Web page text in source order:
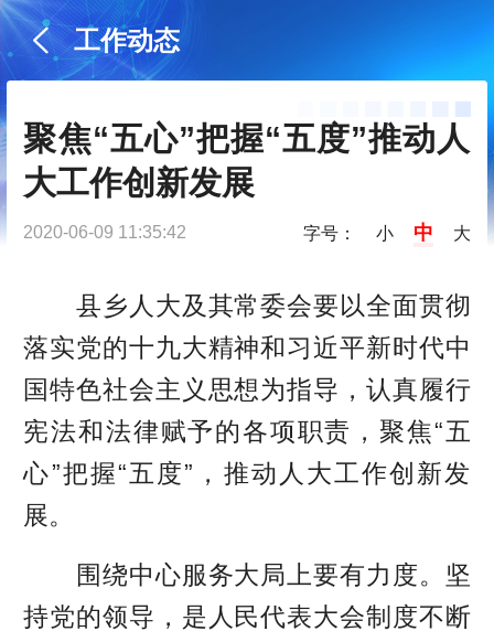
工作动态
聚焦“五心”把握“五度”推动人
大工作创新发展
2020-06-09 11:35:42 字号： 小 中 大
县乡人大及其常委会要以全面贯彻
落实党的十九大精神和习近平新时代中
国特色社会主义思想为指导，认真履行
宪法和法律赋予的各项职责，聚焦“五
心”把握“五度”，推动人大工作创新发
展。
围绕中心服务大局上要有力度。坚
持党的领导，是人民代表大会制度不断